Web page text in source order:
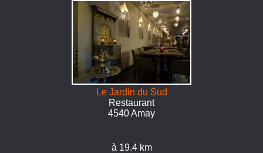
Le Jardin du Sud
Restaurant
4540 Amay
à 19.4 km